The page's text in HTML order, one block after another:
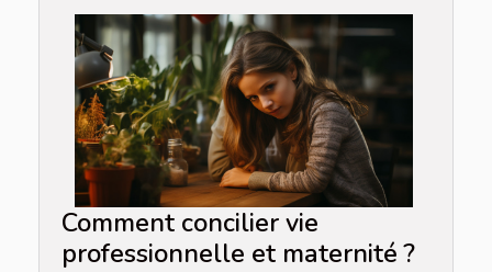
Comment concilier vie
professionnelle et maternité ?